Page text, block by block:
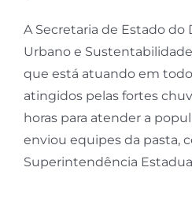
A Secretaria de Estado
Urbano e
que está atuando em
atingidos pelas fortes
horas para atender a
enviou equipes da pasta,
Superintendência